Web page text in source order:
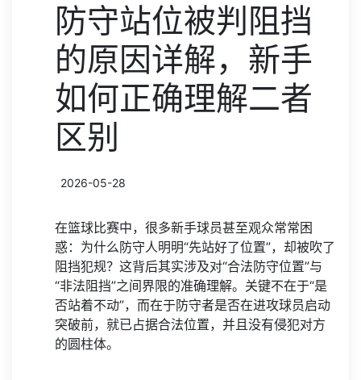
防守站位被判阻挡
的原因详解，新手
如何正确理解二者
区别
2026-05-28
在篮球比赛中，很多新手球员甚至观众常常困
惑：为什么防守人明明“先站好了位置”，却被吹了
阻挡犯规？这背后其实涉及对“合法防守位置”与
“非法阻挡”之间界限的准确理解。关键不在于“是
否站着不动”，而在于防守者是否在进攻球员启动
突破前，就已占据合法位置，并且没有侵犯对方
的圆柱体。